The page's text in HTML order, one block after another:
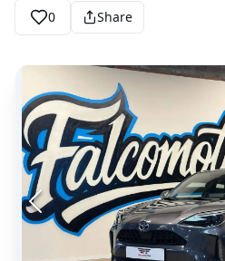
0 Share